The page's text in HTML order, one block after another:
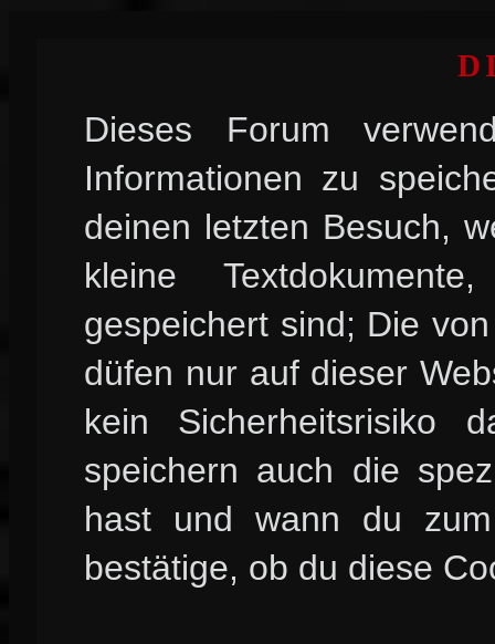
Dieses Forum
Informationen zu
deinen letzten Besuch,
kleine
gespeichert sind; Die
düfen nur auf dieser
kein Sicherheitsrisiko
speichern auch die
hast und wann du
bestätige, ob du diese